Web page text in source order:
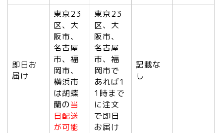
即日お
届け
東京23
区、大
阪市、
名古屋
市、福
岡市、
横浜市
は胡蝶
蘭の当
日配送
が可能
東京23
区、大
阪市、
名古屋
市、福
岡市で
あれば1
1時まで
に注文
で即日
お届け
記載な
し